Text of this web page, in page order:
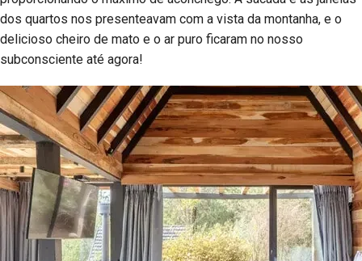
dos quartos nos presenteavam com a vista da montanha, e o
delicioso cheiro de mato e o ar puro ficaram no nosso
subconsciente até agora!